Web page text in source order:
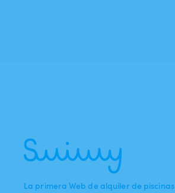
La primera Web de alquiler de piscinas